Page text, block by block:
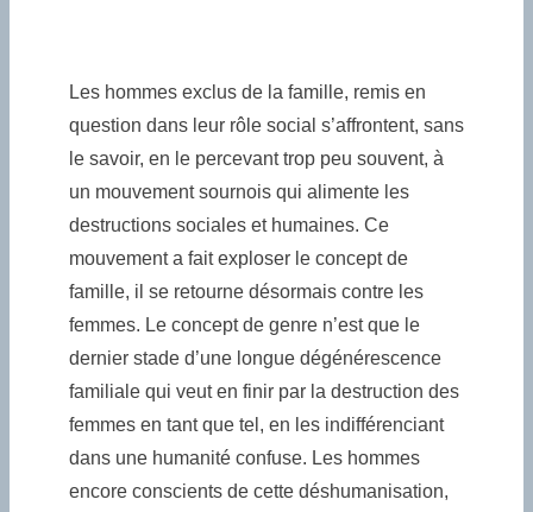
Les hommes exclus de la famille, remis en
question dans leur rôle social s’affrontent, sans
le savoir, en le percevant trop peu souvent, à
un mouvement sournois qui alimente les
destructions sociales et humaines. Ce
mouvement a fait exploser le concept de
famille, il se retourne désormais contre les
femmes. Le concept de genre n’est que le
dernier stade d’une longue dégénérescence
familiale qui veut en finir par la destruction des
femmes en tant que tel, en les indifférenciant
dans une humanité confuse. Les hommes
encore conscients de cette déshumanisation,